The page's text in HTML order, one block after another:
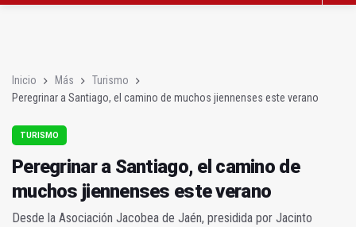
Inicio Más
Turismo
Peregrinar a Santiago, el camino de muchos jiennenses este verano
TURISMO
Peregrinar a Santiago, el camino de
muchos jiennenses este verano
Desde la Asociación Jacobea de Jaén, presidida por Jacinto